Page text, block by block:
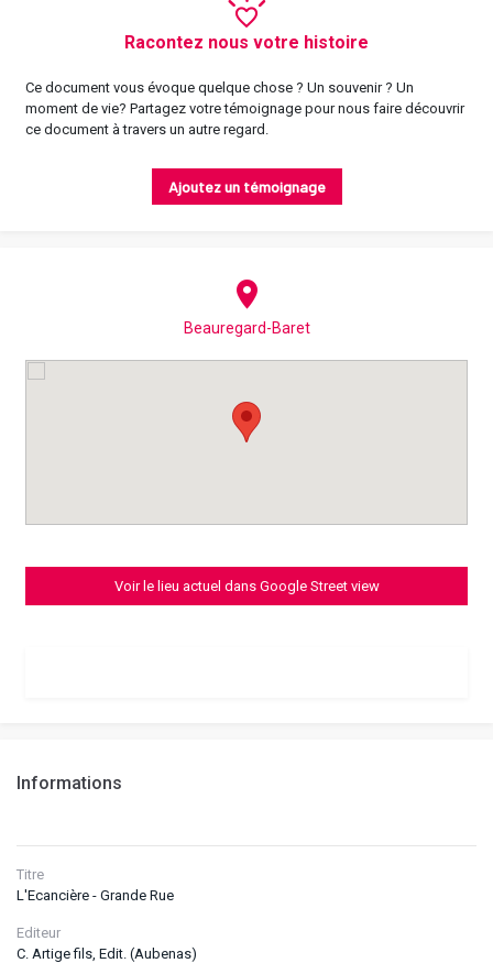
Informations
Titre
L'Ecancière - Grande Rue
Editeur
C. Artige fils, Edit. (Aubenas)
Racontez nous votre histoire
Ce document vous évoque quelque chose ? Un souvenir ? Un
moment de vie? Partagez votre témoignage pour nous faire découvrir
ce document à travers un autre regard.
Ajoutez un témoignage
Beauregard-Baret
Voir le lieu actuel dans Google Street view